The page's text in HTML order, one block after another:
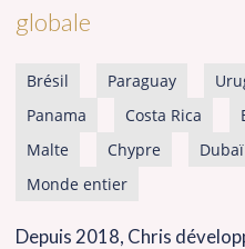
globale
Brésil Paraguay
Panama
Costa Rica
Malte
Chypre
Monde entier
Depuis 2018, Chris